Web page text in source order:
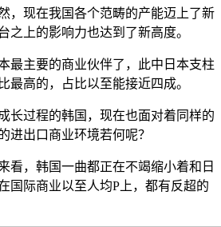
现在我国各个范畴的产能迈上了新
之上的影响力也达到了新高度。
主要的商业伙伴了，此中日本支柱
最高的，占比以至能接近四成。
过程的韩国，现在也面对着同样的
进出口商业环境若何呢？
，韩国一曲都正在不竭缩小着和日
国际商业以至人均P上，都有反超的